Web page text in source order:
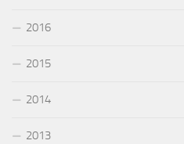
2016
2015
2014
2013